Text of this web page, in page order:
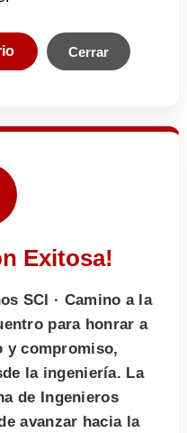
Cerrar
Exitosa!
SCI · Camino a la
para honrar a
y compromiso,
la ingeniería. La
de Ingenieros
avanzar hacia la